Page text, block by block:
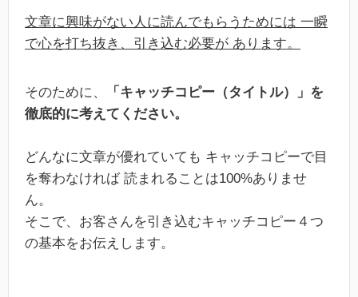
文章に興味がない人に読んでもらうためには 一瞬
で心を打ち抜き、引き込む必要が あります。
そのために、
「キャッチコピー（タイトル）」を
徹底的に考えてください。
どんなに文章が優れていても キャッチコピーで目
を奪わなければ 読まれることは100%ありませ
ん。
そこで、お客さんを引き込むキャッチコピー４つ
の基本をお伝えします。